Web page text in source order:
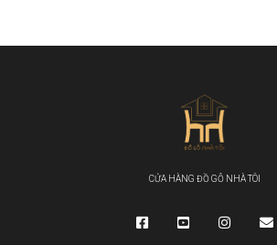
CỬA HÀNG ĐỒ GỖ NHÀ TÔI